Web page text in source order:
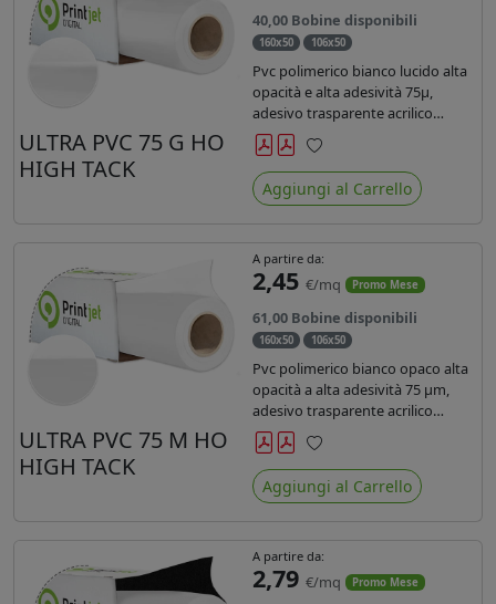
ULTRA PVC 75 G HO
HIGH TACK
40,00 Bobine disponibili
160x50 106x50
Pvc polimerico bianco lucido alta
opacità e alta adesività 75µ,
adesivo trasparente acrilico
hotmelt permanente, durata 5-7
anni, liner 140gr PE su entrambi
lati. Prestazioni di alto livello.
Dotato di certificato ignifugo
Preferiti
Aggiungi al Carrello
ULTRA PVC 75 M HO
HIGH TACK
A partire da:
2,45 €/mq Promo Mese
61,00 Bobine disponibili
160x50 106x50
Pvc polimerico bianco opaco alta
opacità a alta adesività 75 µm,
adesivo trasparente acrilico
hotmelt permanente, durata 5-7
anni liner 140gr PE su entrambi
lati. Dotato di certificato ignifugo
Bs1d0.
Preferiti
Aggiungi al Carrello
A partire da:
2,79 €/mq Promo Mese